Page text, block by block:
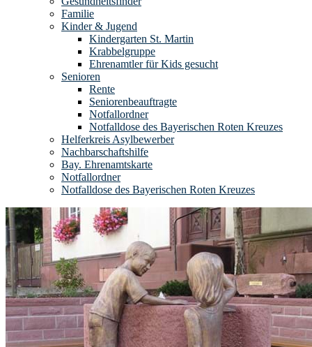
Familie
Kinder & Jugend
Kindergarten St. Martin
Krabbelgruppe
Ehrenamtler für Kids gesucht
Senioren
Rente
Seniorenbeauftragte
Notfallordner
Notfalldose des Bayerischen Roten Kreuzes
Helferkreis Asylbewerber
Nachbarschaftshilfe
Bay. Ehrenamtskarte
Notfallordner
Notfalldose des Bayerischen Roten Kreuzes